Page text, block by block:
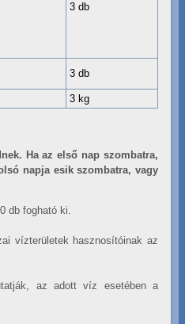
3 db
3 db
3 kg
Ha az első nap szombatra,
napja esik szombatra, vagy
db fogható ki.
vízterületek hasznosítóinak az
az adott víz esetében a